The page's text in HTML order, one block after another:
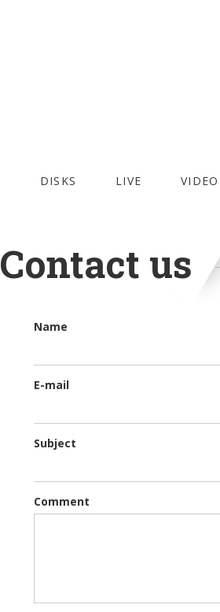
DISKS LIVE VIDEO
Contact us
Name
E-mail
Subject
Comment